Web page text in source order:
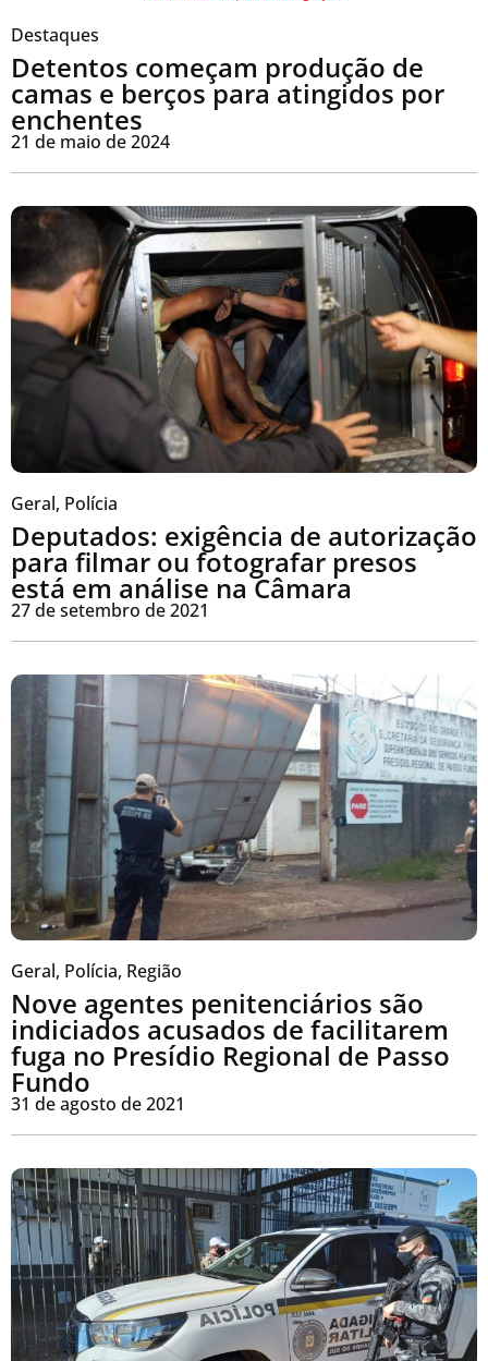
Destaques
Detentos começam produção de
camas e berços para atingidos por
enchentes
21 de maio de 2024
Geral, Polícia
Deputados: exigência de autorização
para filmar ou fotografar presos
está em análise na Câmara
27 de setembro de 2021
Geral, Polícia, Região
Nove agentes penitenciários são
indiciados acusados de facilitarem
fuga no Presídio Regional de Passo
Fundo
31 de agosto de 2021